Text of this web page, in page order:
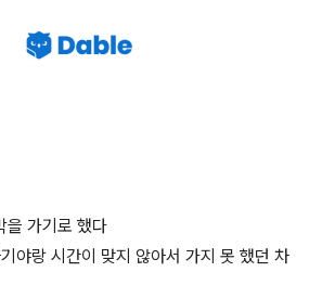
을 가기로 했다
야랑 시간이 맞지 않아서 가지 못 했던 차